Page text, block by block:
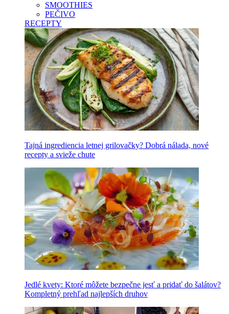
SMOOTHIES
PEČIVO
RECEPTY
Tajná ingrediencia letnej grilovačky? Dobrá nálada, nové
recepty a svieže chute
Jedlé kvety: Ktoré môžete bezpečne jesť a pridať do šalátov?
Kompletný prehľad najlepších druhov